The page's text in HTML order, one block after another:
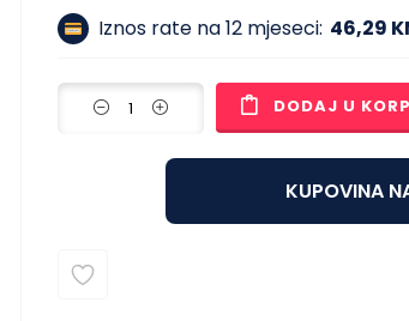
Iznos rate na 12 mjeseci: 46,29
DODAJ U
KUPOVINA